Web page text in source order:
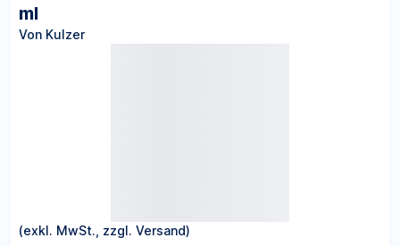
ml
Von Kulzer
(exkl. MwSt., zzgl. Versand)